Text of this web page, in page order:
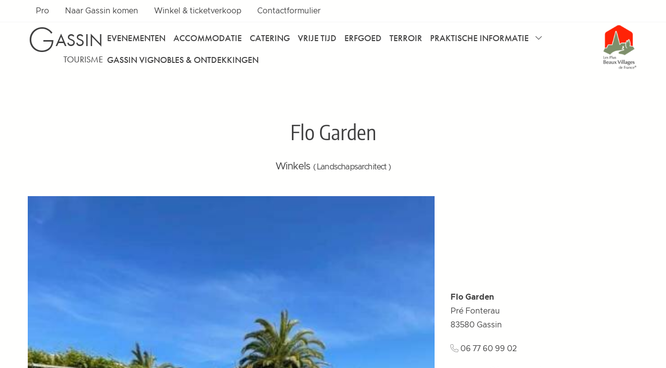
Pro Naar Gassin komen Winkel & ticketverkoop Contactformulier
GASSIN
TOURISME
EVENEMENTEN ACCOMMODATIE CATERING VRIJE TIJD ERFGOED TERROIR
PRAKTISCHE INFORMATIE
GASSIN VIGNOBLES & ONTDEKKINGEN
Flo Garden
Winkels ( Landschapsarchitect )
Flo Garden
Pré Fonterau
83580 Gassin
06 77 60 99 02